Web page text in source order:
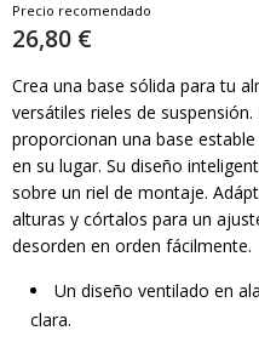
Precio recomendado
26,80 €
Crea una base sólida para tu
versátiles rieles de
proporcionan una base
en su lugar. Su diseño
sobre un riel de montaje.
alturas y córtalos para un
desorden en orden fácilmente.
Un diseño ventilado en
clara.